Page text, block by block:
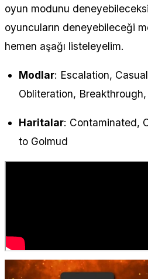
oyun modunu
oyuncuların deneyebileceği
hemen aşağı listeleyelim.
Modlar: Escalation,
Obliteration,
Haritalar: Contaminated,
to Golmud